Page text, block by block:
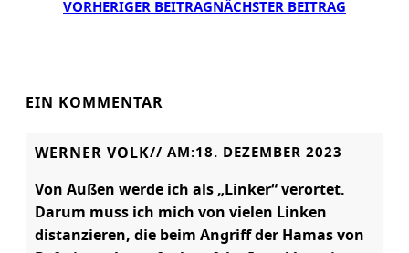
VORHERIGER BEITRAG NÄCHSTER BEITRAG
EIN KOMMENTAR
WERNER VOLK// AM:18. DEZEMBER 2023
Von Außen werde ich als „Linker“ verortet.
Darum muss ich mich von vielen Linken
distanzieren, die beim Angriff der Hamas von